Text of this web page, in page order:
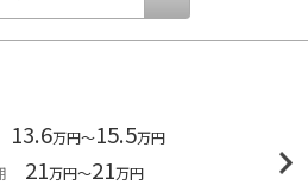
13.6万円～15.5万円
21万円～21万円